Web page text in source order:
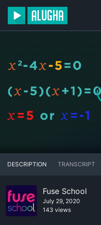
DESCRIPTION TRANSCRIPT
Fuse School
July 29, 2020
143 views